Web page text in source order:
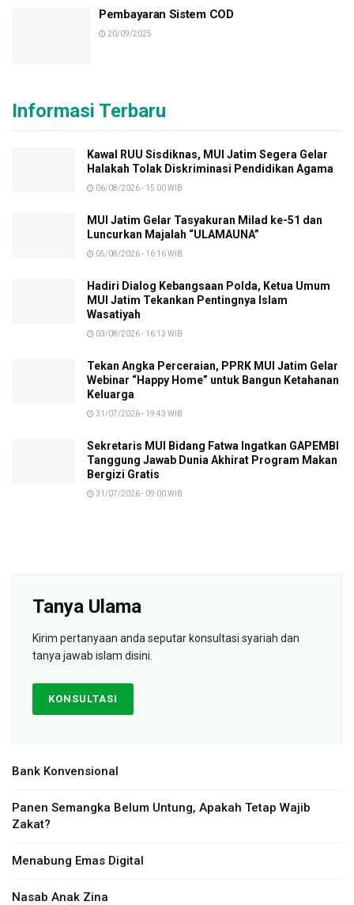
Pembayaran Sistem COD
20/09/2025
Informasi Terbaru
Kawal RUU Sisdiknas, MUI Jatim Segera Gelar
Halakah Tolak Diskriminasi Pendidikan Agama
06/08/2026 - 15:00 WIB
MUI Jatim Gelar Tasyakuran Milad ke-51 dan
Luncurkan Majalah “ULAMAUNA”
05/08/2026 - 16:16 WIB
Hadiri Dialog Kebangsaan Polda, Ketua Umum
MUI Jatim Tekankan Pentingnya Islam
Wasatiyah
03/08/2026 - 16:13 WIB
Tekan Angka Perceraian, PPRK MUI Jatim Gelar
Webinar “Happy Home” untuk Bangun Ketahanan
Keluarga
31/07/2026 - 19:43 WIB
Sekretaris MUI Bidang Fatwa Ingatkan GAPEMBI
Tanggung Jawab Dunia Akhirat Program Makan
Bergizi Gratis
31/07/2026 - 09:00 WIB
Tanya Ulama
Kirim pertanyaan anda seputar konsultasi syariah dan
tanya jawab islam disini.
KONSULTASI
Bank Konvensional
Panen Semangka Belum Untung, Apakah Tetap Wajib
Zakat?
Menabung Emas Digital
Nasab Anak Zina